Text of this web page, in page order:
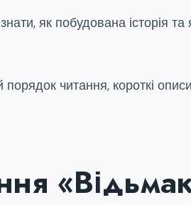
як побудована історія
читання, короткі